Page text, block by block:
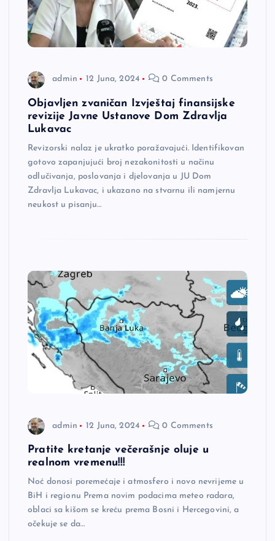
admin 12 Juna, 2024 0 Comments
Objavljen zvaničan Izvještaj finansijske
revizije Javne Ustanove Dom Zdravlja
Lukavac
Revizorski nalaz je ukratko poražavajući. Identifikovan
gotovo zapanjujući broj nezakonitosti u načinu
odlučivanja, poslovanja i djelovanja u JU Dom
Zdravlja Lukavac, i ukazano na stvarnu ili namjernu
neukost u pisanju…
admin 12 Juna, 2024 0 Comments
Pratite kretanje večerašnje oluje u
realnom vremenu!!!
Noć donosi poremećaje i atmosfero i novo nevrijeme u
BiH i regionu Prema novim podacima meteo radara,
oblaci sa kišom se kreću prema Bosni i Hercegovini, a
očekuje se da…